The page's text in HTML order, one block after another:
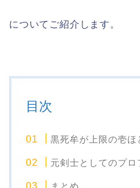
についてご紹介します。
目次
黒死牟が上限の壱ほ
元剣士としてのプロ
まとめ